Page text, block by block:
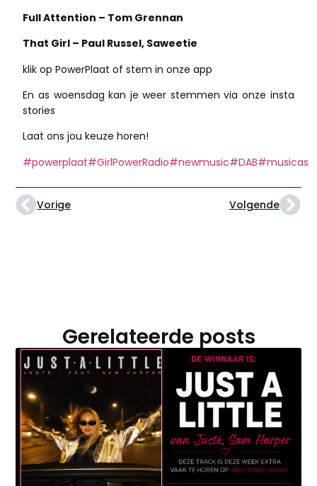
Full Attention – Tom Grennan
That Girl – Paul Russel, Saweetie
klik op PowerPlaat of stem in onze app
En as woensdag kan je weer stemmen via onze insta
stories
Laat ons jou keuze horen!
#powerplaat#GirlPowerRadio#newmusic#DAB#musicas
Vorige Volgende
Gerelateerde posts